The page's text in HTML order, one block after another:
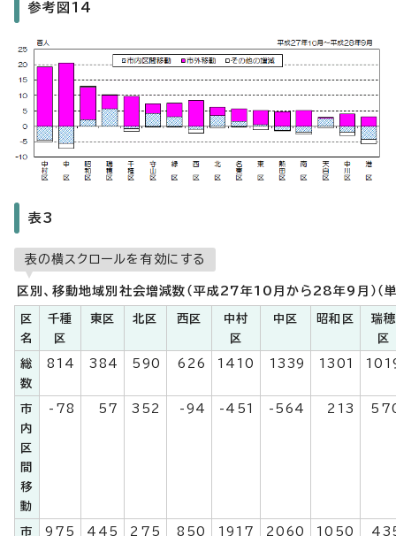
参考図14
表3
表の横スクロールを有効にする
区別、移動地域別社会増減数（平成27年10月から28年9月）（
区
名
千種
区
東区 北区 西区
中村
区
中区 昭和区
瑞穂
区
総
数
814 384 590 626 1410 1339 1301
市
内
区
間
移
動
-78 57 352 -94 -451 -564 213
市 975 445 275 850 1917 2060 1050